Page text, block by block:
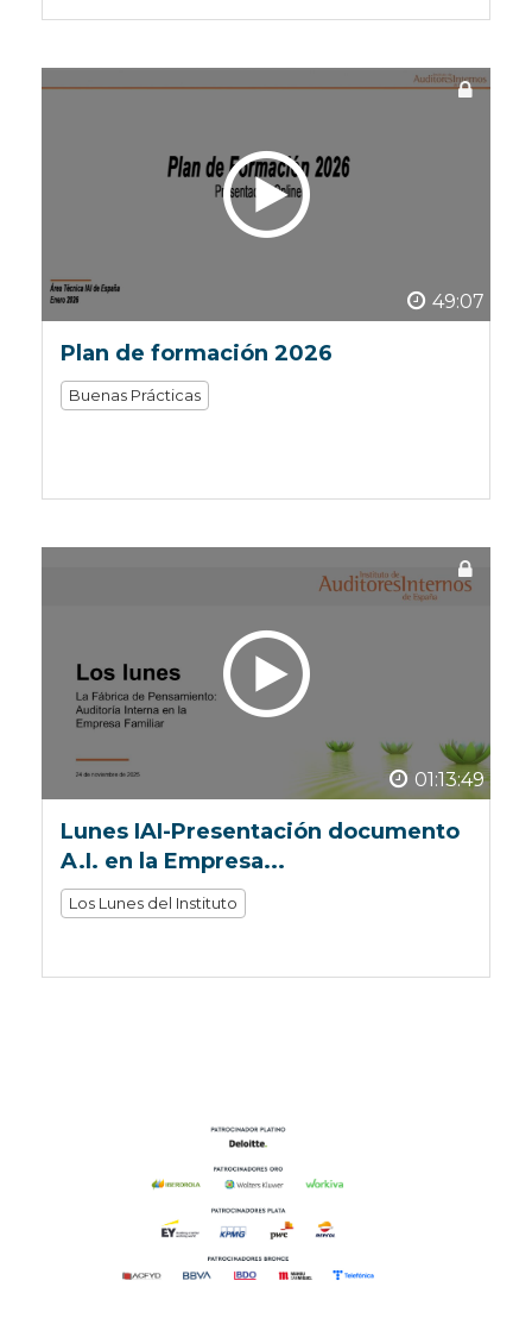
49:07
Plan de formación 2026
Buenas Prácticas
01:13:49
Lunes IAI-Presentación documento
A.I. en la Empresa...
Los Lunes del Instituto